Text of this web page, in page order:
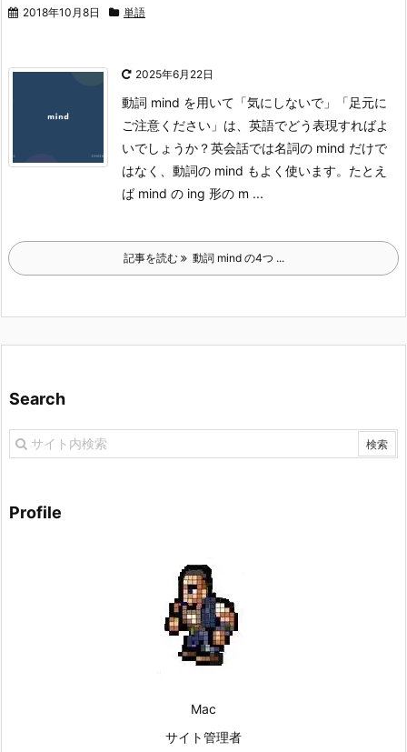
2018年10月8日 単語
2025年6月22日
動詞 mind を用いて「気にしないで」「足元に
ご注意ください」は、英語でどう表現すればよ
いでしょうか？英会話では名詞の mind だけで
はなく、動詞の mind もよく使います。たとえ
ば mind の ing 形の m ...
記事を読む 動詞 mind の4つ ...
Search
Profile
Mac
サイト管理者